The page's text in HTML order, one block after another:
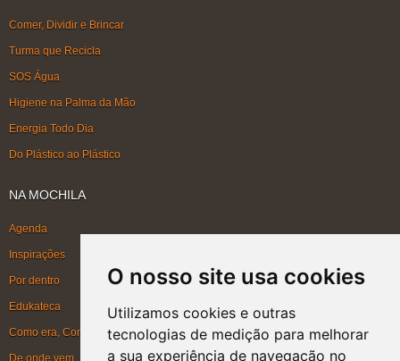
O nosso site usa cookies
Utilizamos cookies e outras
tecnologias de medição para melhorar
a sua experiência de navegação no
Comer, Dividir e Brincar
Turma que Recicla
SOS Água
Higiene na Palma da Mão
Energia Todo Dia
Do Plástico ao Plástico
NA MOCHILA
Agenda
Inspirações
Por dentro
Edukateca
Como era, Como ficou, Como será
De onde vem, Para onde vai